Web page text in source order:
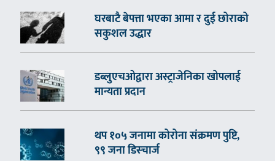
घरबाटै बेपत्ता भएका आमा र दुई छोराको
सकुशल उद्धार
डब्लुएचओद्वारा अस्ट्राजेनिका खोपलाई
मान्यता प्रदान
थप १०५ जनामा कोरोना संक्रमण पुष्टि,
९९ जना डिस्चार्ज